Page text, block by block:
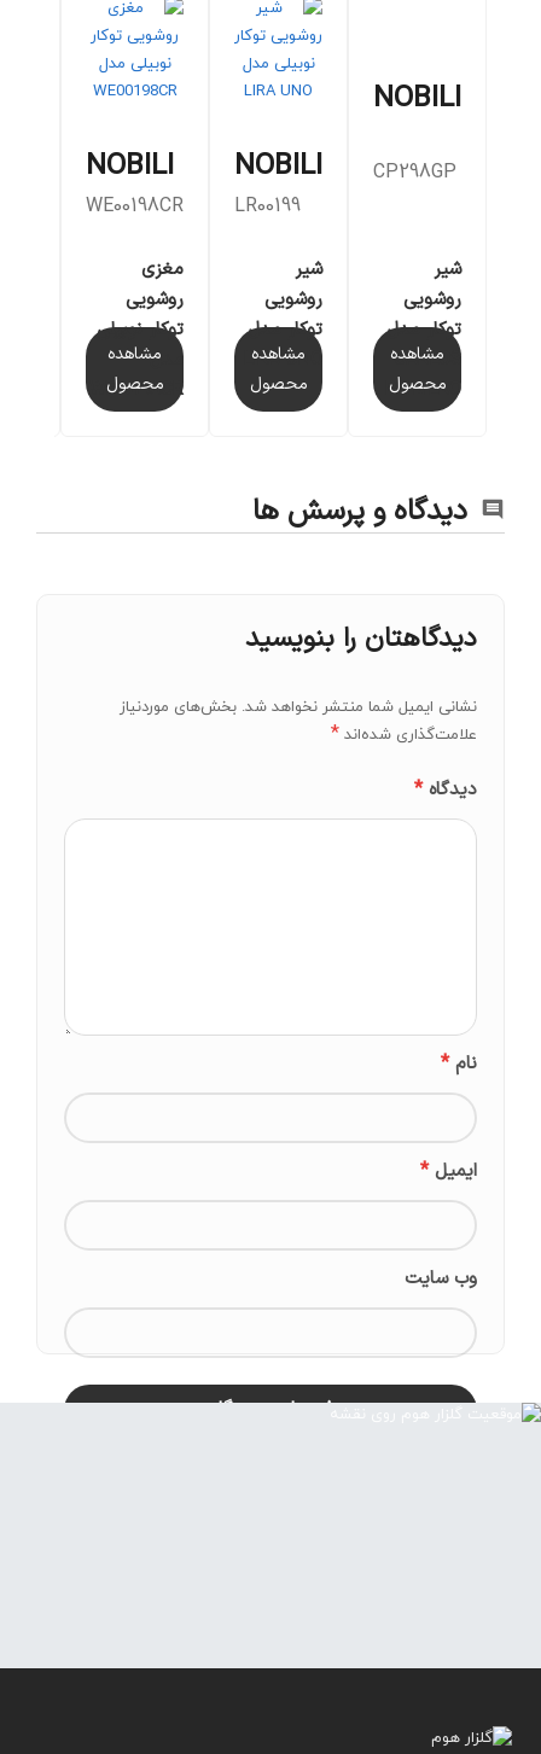
NOBILI
CP298GP
شیر
روشویی
توکار مدل
CARLOS
PRIMERO
مشاهده
محصول
NOBILI
LR00199
شیر
روشویی
توکار مدل
LIRA UNO
مشاهده
محصول
NOBILI
WE00198CR
مغزی
روشویی
توکار نوبیلی
مدل
WE00198CR
مشاهده
محصول
دیدگاه و پرسش ها
دیدگاهتان را بنویسید
نشانی ایمیل شما منتشر نخواهد شد. بخش‌های موردنیاز
علامت‌گذاری شده‌اند *
دیدگاه*
نام*
ایمیل*
وب‌ سایت